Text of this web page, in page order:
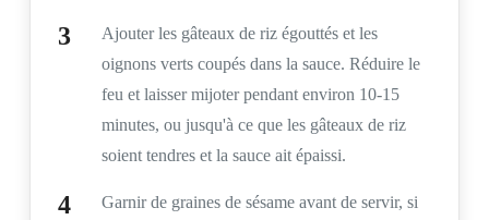
Ajouter les gâteaux de riz égouttés et les
oignons verts coupés dans la sauce. Réduire le
feu et laisser mijoter pendant environ 10-15
minutes, ou jusqu'à ce que les gâteaux de riz
soient tendres et la sauce ait épaissi.
Garnir de graines de sésame avant de servir, si